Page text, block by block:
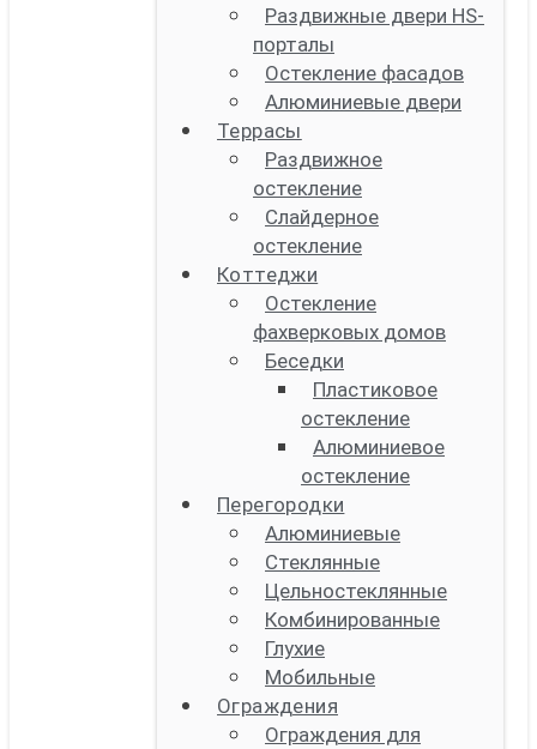
Раздвижные двери HS-
порталы
Остекление фасадов
Алюминиевые двери
Террасы
Раздвижное
остекление
Слайдерное
остекление
Коттеджи
Остекление
фахверковых домов
Беседки
Пластиковое
остекление
Алюминиевое
остекление
Перегородки
Алюминиевые
Стеклянные
Цельностеклянные
Комбинированные
Глухие
Мобильные
Ограждения
Ограждения для